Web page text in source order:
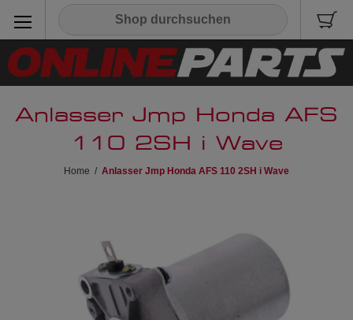
Anlasser Jmp Honda AFS
110 2SH i Wave
Home / Anlasser Jmp Honda AFS 110 2SH i Wave